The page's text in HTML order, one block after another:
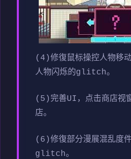
(4)修復鼠标操控人物移
人物闪烁的glitch。
(5)完善UI，点击商店视
店。
(6)修復部分漫展混乱度
glitch。